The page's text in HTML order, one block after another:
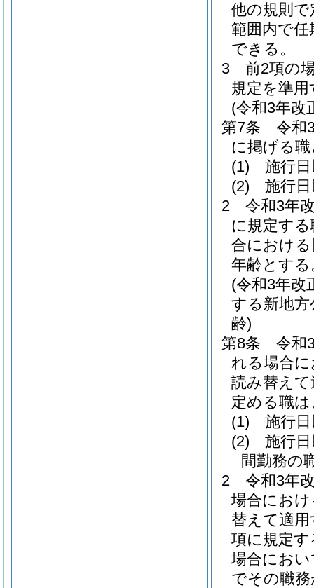
他の規則
範囲内で
できる。
3
前2項の
規定を準用
(令和3年改
第7条
令和
に掲げる
(1)
施行
(2)
施行
2
令和3年
に規定す
合におけ
年齢とする
(令和3年改
する新地
齢)
第8条
令和
れる場合
読み替え
定める職
(1)
施行
(2)
施行
間勤務の
2
令和3年
場合にお
替えて適
項に規定
場合にお
でその職